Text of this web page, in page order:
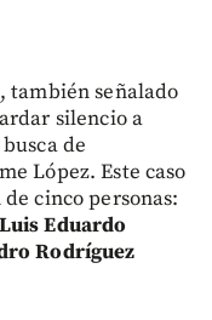
también señalado
silencio a
de
López. Este caso
cinco personas:
Eduardo
Rodríguez